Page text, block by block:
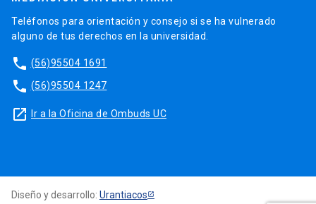
Teléfonos para orientación y consejo si se ha vulnerado
alguno de tus derechos en la universidad.
phone (56)95504 1691
phone (56)95504 1247
launch Ir a la Oficina de Ombuds UC
Diseño y desarrollo: Urantiacos